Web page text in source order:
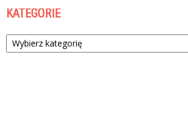
KATEGORIE
Kategorie